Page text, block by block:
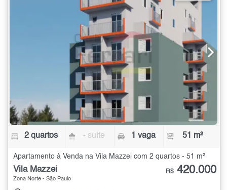
2 quartos - suíte 1 vaga 51 m²
Apartamento à Venda na Vila Mazzei com 2 quartos - 51 m²
Vila Mazzei
Zona Norte - São Paulo
R$ 420.000